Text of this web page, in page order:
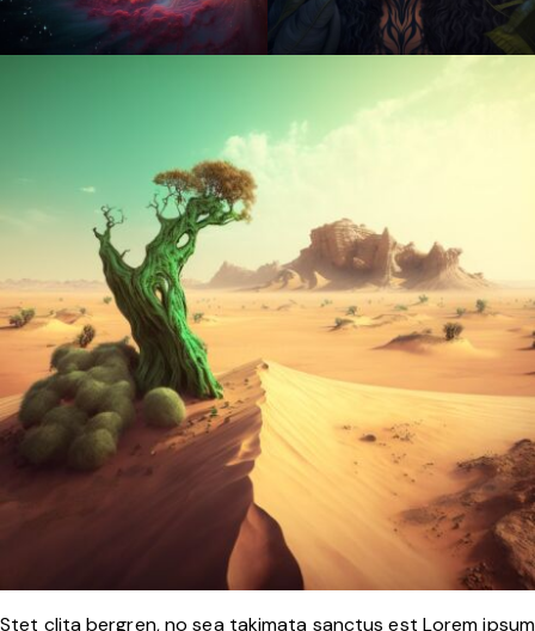
Stet clita bergren, no sea takimata sanctus est Lorem ipsum